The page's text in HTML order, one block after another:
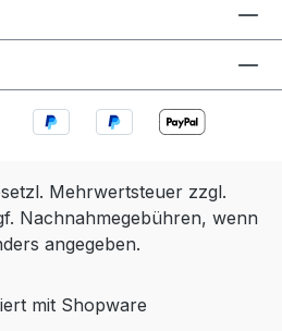
Mehrwertsteuer zzgl.
Nachnahmegebühren, wenn
angegeben.
mit Shopware